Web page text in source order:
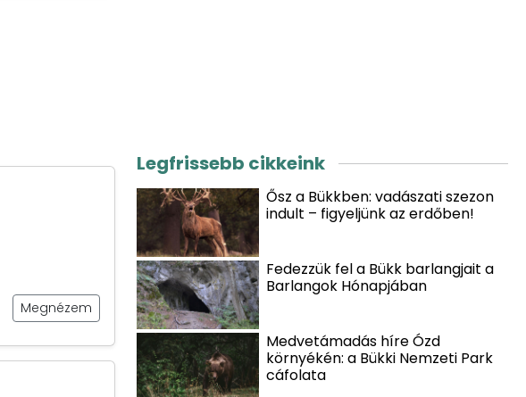
Megnézem
Legfrissebb cikkeink
Ősz a Bükkben: vadászati szezon
indult – figyeljünk az erdőben!
Fedezzük fel a Bükk barlangjait a
Barlangok Hónapjában
Medvetámadás híre Ózd
környékén: a Bükki Nemzeti Park
cáfolata